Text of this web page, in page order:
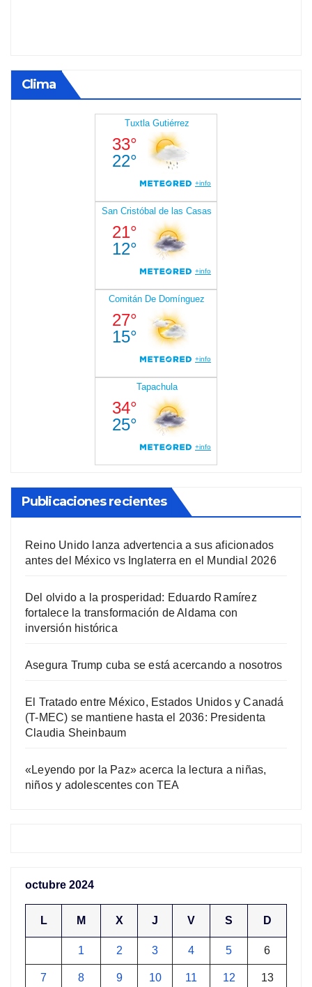
Clima
Publicaciones recientes
Reino Unido lanza advertencia a sus aficionados
antes del México vs Inglaterra en el Mundial 2026
Del olvido a la prosperidad: Eduardo Ramírez
fortalece la transformación de Aldama con
inversión histórica
Asegura Trump cuba se está acercando a nosotros
El Tratado entre México, Estados Unidos y Canadá
(T-MEC) se mantiene hasta el 2036: Presidenta
Claudia Sheinbaum
«Leyendo por la Paz» acerca la lectura a niñas,
niños y adolescentes con TEA
octubre 2024
L M X J V S D
1 2 3 4 5 6
7 8 9 10 11 12 13